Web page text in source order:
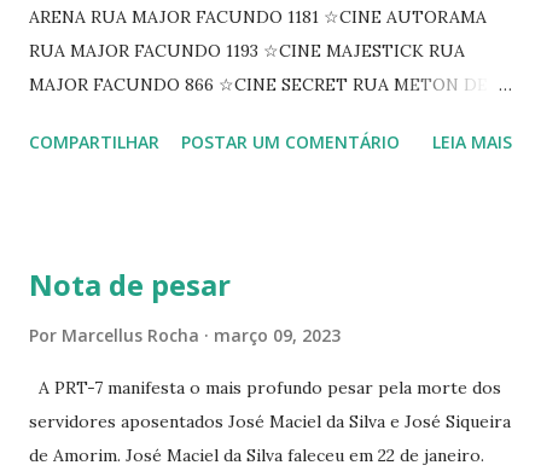
ARENA RUA MAJOR FACUNDO 1181 ☆CINE AUTORAMA
RUA MAJOR FACUNDO 1193 ☆CINE MAJESTICK RUA
MAJOR FACUNDO 866 ☆CINE SECRET RUA METON DE
PEIXOTO 1307 ☆CINE IRIS RUA FLORIANO PEIXOTO 1206
☆CINE VIP CLUBE RUA 24 DE MAIO 825 ☆CINE ECLIPSE
COMPARTILHAR POSTAR UM COMENTÁRIO LEIA MAIS
Nota de pesar
Por Marcellus Rocha março 09, 2023
A PRT-7 manifesta o mais profundo pesar pela morte dos
servidores aposentados José Maciel da Silva e José Siqueira
de Amorim. José Maciel da Silva faleceu em 22 de janeiro.